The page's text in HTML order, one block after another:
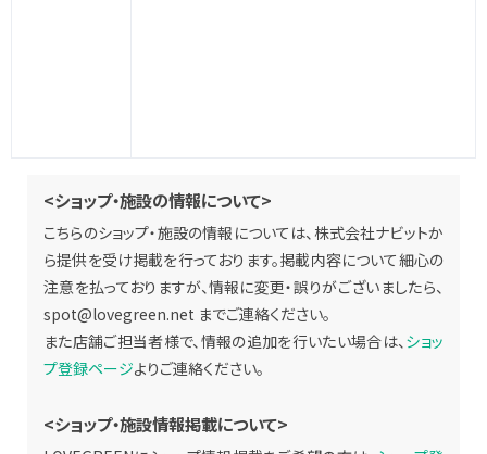
<ショップ・施設の情報について>
こちらのショップ・施設の情報については、株式会社ナビットか
ら提供を受け掲載を行っております。掲載内容について細心の
注意を払っておりますが、情報に変更・誤りがございましたら、
spot@lovegreen.net までご連絡ください。
また店舗ご担当者様で、情報の追加を行いたい場合は、ショッ
プ登録ページよりご連絡ください。
<ショップ・施設情報掲載について>